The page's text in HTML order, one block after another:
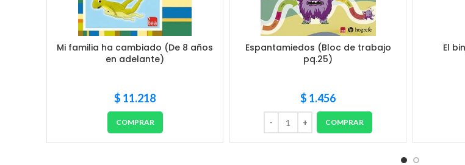
Mi familia ha cambiado (De 8 años
en adelante)
$ 11.218
COMPRAR
Espantamiedos (Bloc de trabajo
pq.25)
$ 1.456
COMPRAR
El